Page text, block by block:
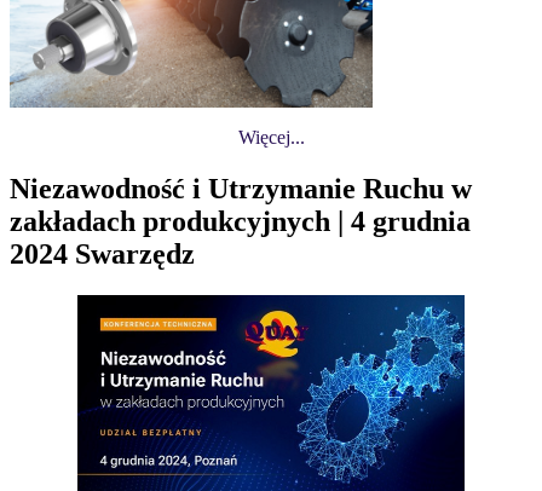
Więcej...
Niezawodność i Utrzymanie Ruchu w
zakładach produkcyjnych | 4 grudnia
2024 Swarzędz